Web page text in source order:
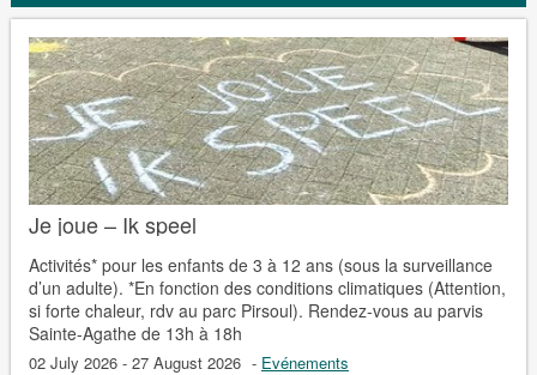
Je joue – Ik speel
Activités* pour les enfants de 3 à 12 ans (sous la surveillance
d’un adulte). *En fonction des conditions climatiques (Attention,
si forte chaleur, rdv au parc Pirsoul). Rendez-vous au parvis
Sainte-Agathe de 13h à 18h
02 July 2026 - 27 August 2026 - Evénements